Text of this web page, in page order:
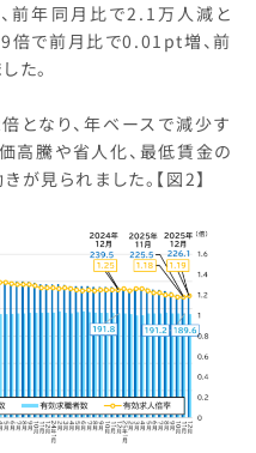
前年同月比で2.1万人減と
倍で前月比で0.01pt増、前
た。​
なり、年ベースで減少す
高騰や省人化、最低賃金の
が見られました。【図2】